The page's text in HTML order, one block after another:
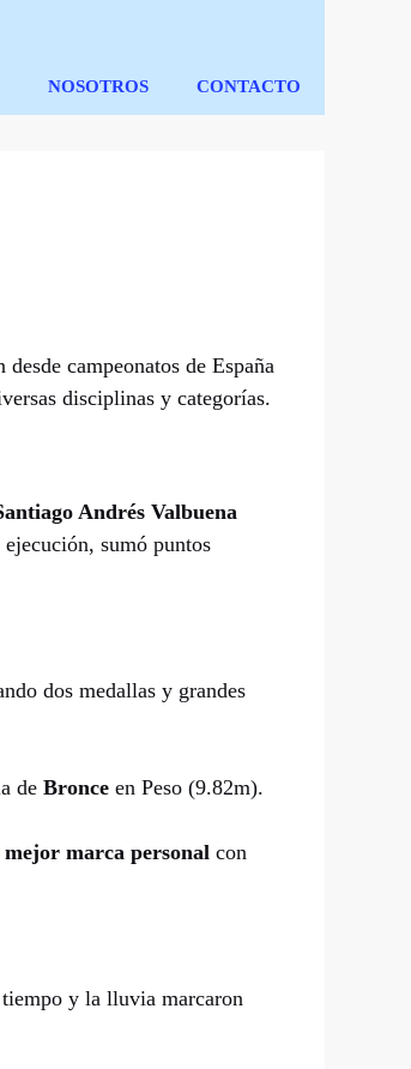
NOSOTROS CONTACTO
campeonatos de España
disciplinas y categorías.
Andrés Valbuena
sumó puntos
dos medallas y grandes
de Bronce en Peso (9.82m).
mejor marca personal con
y la lluvia marcaron